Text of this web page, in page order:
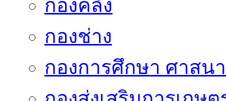
กองคลัง
กองช่าง
กองการศึกษา ศาสน